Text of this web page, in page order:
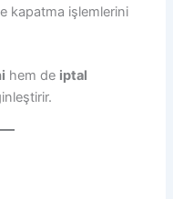
kapatma işlemlerini
hem de iptal